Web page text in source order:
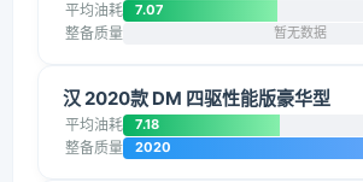
平均油耗 7.07
整备质量 暂无数据
汉 2020款 DM 四驱性能版豪华型
平均油耗 7.18
整备质量 2020